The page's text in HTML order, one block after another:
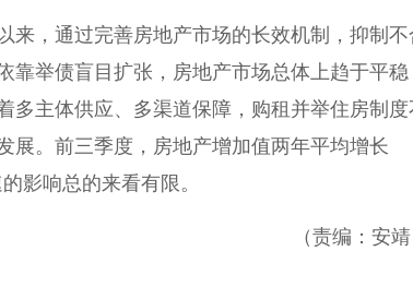
来，通过完善房地产市场的长效机制，抑制不
举债盲目扩张，房地产市场总体上趋于平稳
多主体供应、多渠道保障，购租并举住房制度
展。前三季度，房地产增加值两年平均增长
影响总的来看有限。
（责编：安靖